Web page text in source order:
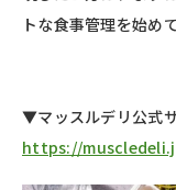
トな食事管理を始め
▼マッスルデリ公式
https://